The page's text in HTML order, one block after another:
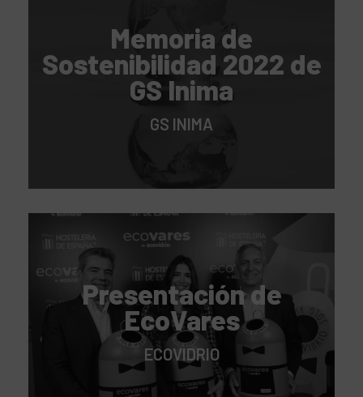
Memoria de
Sostenibilidad 2022 de
GS Inima
GS INIMA
Presentación de
EcoVares
ECOVIDRIO